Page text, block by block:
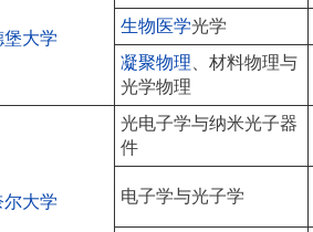
堡大学
生物医学光学
凝聚物理 、材料物理与
光学物理
尔大学
光电子学与纳米光子器
件
电子学与光子学